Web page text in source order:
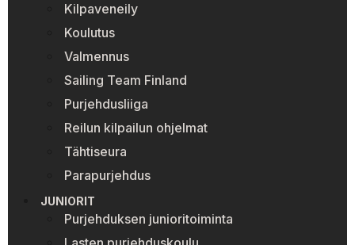
Kilpaveneily
Koulutus
Valmennus
Sailing Team Finland
Purjehdusliiga
Reilun kilpailun ohjelmat
Tähtiseura
Parapurjehdus
JUNIORIT
Purjehduksen junioritoiminta